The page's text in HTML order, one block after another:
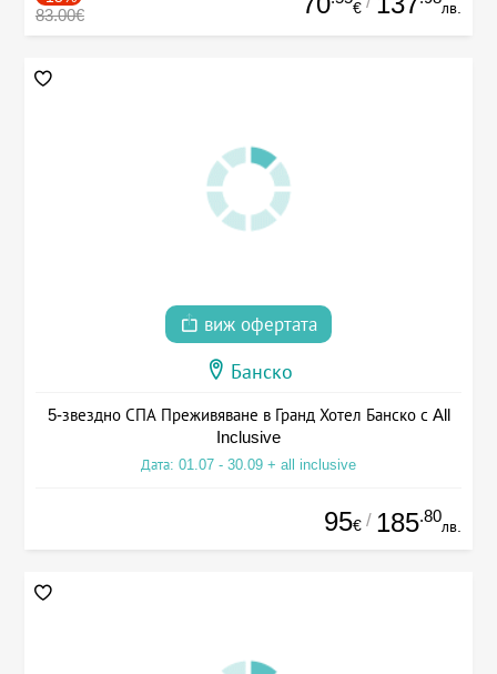
83.00€ € лв.
виж офертата
Банско
5-звездно СПА Преживяване в Гранд Хотел Банско с All
Inclusive
Дата: 01.07 - 30.09 + all inclusive
95€ / 185.80
лв.